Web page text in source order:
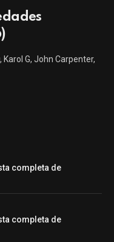
G, John Carpenter,
completa de
completa de